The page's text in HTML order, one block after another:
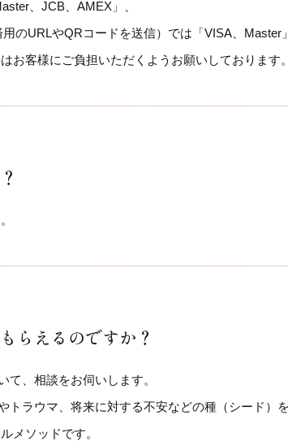
、JCB、AMEX」、
のURLやQRコードを送信）では「VISA、Master
お客様にご負担いただくようお願いしております。
らえるのですか？
、相談をお伺いします。
ラウマ、将来に対する不安などの種（シード）を
メソッドです。